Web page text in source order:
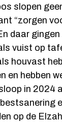
slopen
“zorgen
daar
vuist op
houvast
en hebben
in 2024
op de